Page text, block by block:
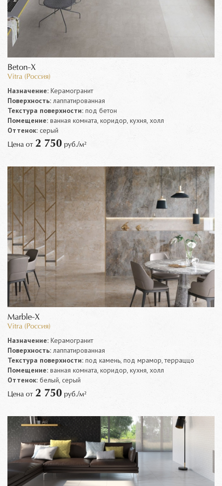
Beton-X
Vitra (Россия)
Назначение: Керамогранит
Поверхность: лаппатированная
Текстура поверхности: под бетон
Помещение: ванная комната, коридор, кухня, холл
Оттенок: серый
Цена от 2 750 руб./м²
Marble-X
Vitra (Россия)
Назначение: Керамогранит
Поверхность: лаппатированная
Текстура поверхности: под камень, под мрамор, терраццо
Помещение: ванная комната, коридор, кухня, холл
Оттенок: белый, серый
Цена от 2 750 руб./м²